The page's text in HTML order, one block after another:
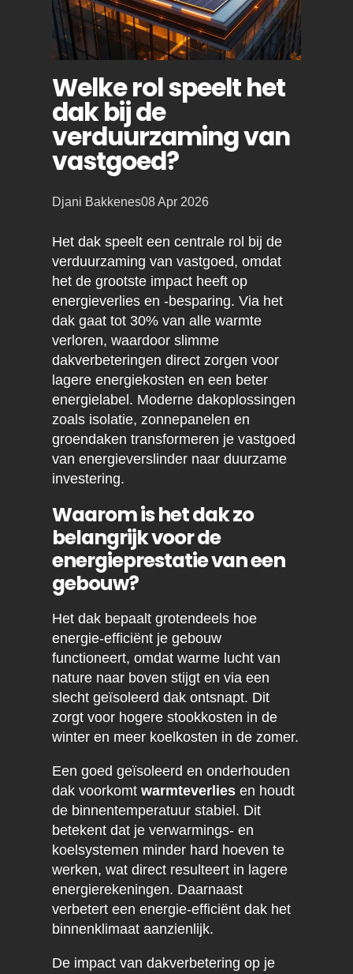
Welke rol speelt het
dak bij de
verduurzaming van
vastgoed?
Posted
Djani Bakkenes08 Apr 2026
Het dak speelt een centrale rol bij de
verduurzaming van vastgoed, omdat
het de grootste impact heeft op
energieverlies en -besparing. Via het
dak gaat tot 30% van alle warmte
verloren, waardoor slimme
dakverbeteringen direct zorgen voor
lagere energiekosten en een beter
energielabel. Moderne dakoplossingen
zoals isolatie, zonnepanelen en
groendaken transformeren je vastgoed
van energieverslinder naar duurzame
investering.
Waarom is het dak zo
belangrijk voor de
energieprestatie van een
gebouw?
Het dak bepaalt grotendeels hoe
energie-efficiënt je gebouw
functioneert, omdat warme lucht van
nature naar boven stijgt en via een
slecht geïsoleerd dak ontsnapt. Dit
zorgt voor hogere stookkosten in de
winter en meer koelkosten in de zomer.
Een goed geïsoleerd en onderhouden
dak voorkomt warmteverliesen houdt
de binnentemperatuur stabiel. Dit
betekent dat je verwarmings- en
koelsystemen minder hard hoeven te
werken, wat direct resulteert in lagere
energierekeningen. Daarnaast
verbetert een energie-efficiënt dak het
binnenklimaat aanzienlijk.
De impact van dakverbetering op je